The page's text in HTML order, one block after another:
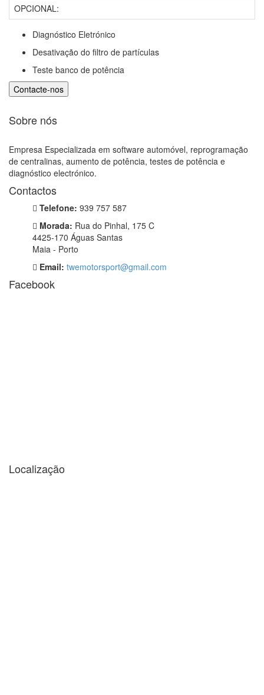
OPCIONAL:
Diagnóstico Eletrónico
Desativação do filtro de partículas
Teste banco de potência
Sobre nós
Empresa Especializada em software automóvel, reprogramação
de centralinas, aumento de potência, testes de potência e
diagnóstico electrónico.
Contactos
Telefone: 939 757 587
Morada: Rua do Pinhal, 175 C
4425-170 Águas Santas
Maia - Porto
Email: twemotorsport@gmail.com
Facebook
Localização